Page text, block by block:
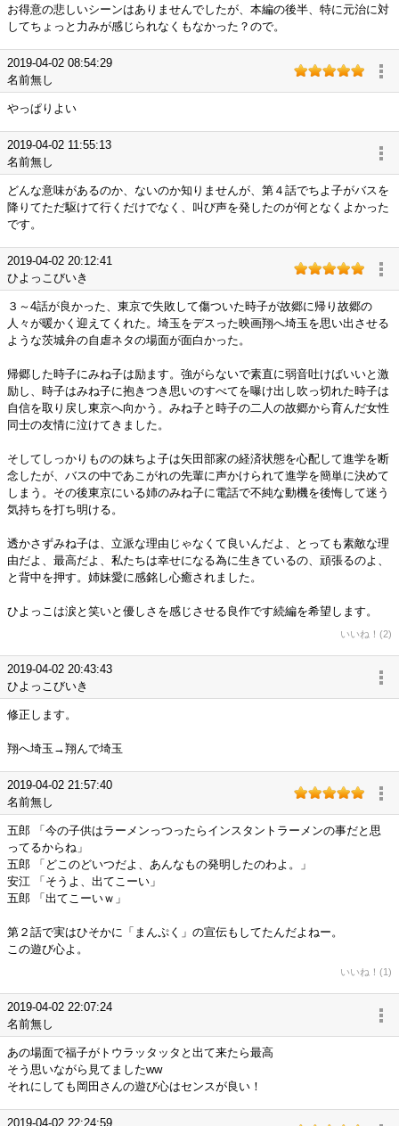
お得意の悲しいシーンはありませんでしたが、本編の後半、特に元治に対
してちょっと力みが感じられなくもなかった？ので。
2019-04-02 08:54:29
名前無し
やっぱりよい
2019-04-02 11:55:13
名前無し
どんな意味があるのか、ないのか知りませんが、第４話でちよ子がバスを
降りてただ駆けて行くだけでなく、叫び声を発したのが何となくよかった
です。
2019-04-02 20:12:41
ひよっこびいき
３～4話が良かった、東京で失敗して傷ついた時子が故郷に帰り故郷の
人々が暖かく迎えてくれた。埼玉をデスった映画翔へ埼玉を思い出させる
ような茨城弁の自虐ネタの場面が面白かった。
帰郷した時子にみね子は励ます。強がらないで素直に弱音吐けばいいと激
励し、時子はみね子に抱きつき思いのすべてを曝け出し吹っ切れた時子は
自信を取り戻し東京へ向かう。みね子と時子の二人の故郷から育んだ女性
同士の友情に泣けてきました。
そしてしっかりものの妹ちよ子は矢田部家の経済状態を心配して進学を断
念したが、バスの中であこがれの先輩に声かけられて進学を簡単に決めて
しまう。その後東京にいる姉のみね子に電話で不純な動機を後悔して迷う
気持ちを打ち明ける。
透かさずみね子は、立派な理由じゃなくて良いんだよ、とっても素敵な理
由だよ、最高だよ、私たちは幸せになる為に生きているの、頑張るのよ、
と背中を押す。姉妹愛に感銘し心癒されました。
ひよっこは涙と笑いと優しさを感じさせる良作です続編を希望します。
いいね！(2)
2019-04-02 20:43:43
ひよっこびいき
修正します。
翔へ埼玉→翔んで埼玉
2019-04-02 21:57:40
名前無し
五郎 「今の子供はラーメンっつったらインスタントラーメンの事だと思
ってるからね」
五郎 「どこのどいつだよ、あんなもの発明したのわよ。」
安江 「そうよ、出てこーい」
五郎 「出てこーいｗ」
第２話で実はひそかに「まんぷく」の宣伝もしてたんだよねー。
この遊び心よ。
いいね！(1)
2019-04-02 22:07:24
名前無し
あの場面で福子がトウラッタッタと出て来たら最高
そう思いながら見てましたww
それにしても岡田さんの遊び心はセンスが良い！
2019-04-02 22:24:59